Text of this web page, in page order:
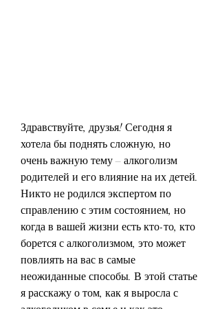
Здравствуйте, друзья! Сегодня я
хотела бы поднять сложную, но
очень важную тему – алкоголизм
родителей и его влияние на их детей.
Никто не родился экспертом по
справлению с этим состоянием, но
когда в вашей жизни есть кто-то, кто
борется с алкоголизмом, это может
повлиять на вас в самые
неожиданные способы. В этой статье
я расскажу о том, как я выросла с